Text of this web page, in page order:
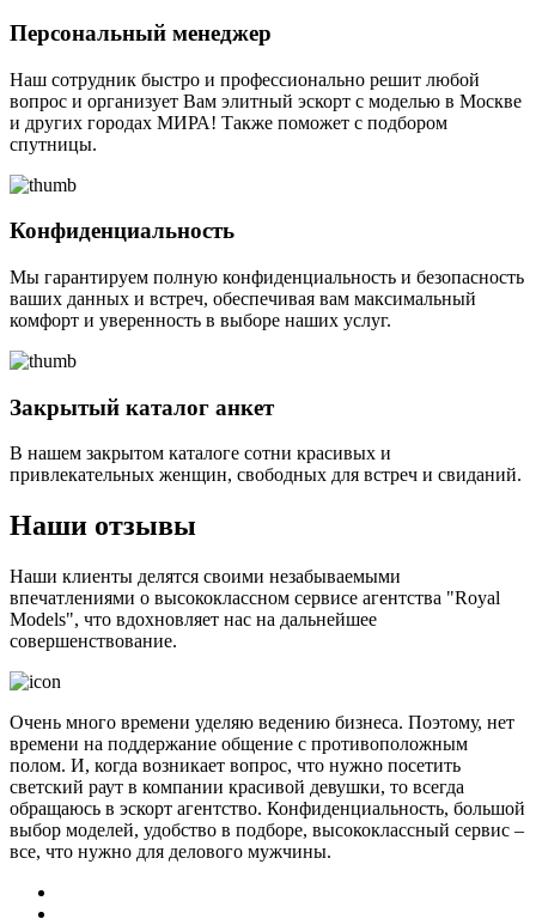
Персональный менеджер
Наш сотрудник быстро и профессионально решит любой
вопрос и организует Вам элитный эскорт с моделью в Москве
и других городах МИРА! Также поможет с подбором
спутницы.
Конфиденциальность
Мы гарантируем полную конфиденциальность и безопасность
ваших данных и встреч, обеспечивая вам максимальный
комфорт и уверенность в выборе наших услуг.
Закрытый каталог анкет
В нашем закрытом каталоге сотни красивых и
привлекательных женщин, свободных для встреч и свиданий.
Наши отзывы
Наши клиенты делятся своими незабываемыми
впечатлениями о высококлассном сервисе агентства "Royal
Models", что вдохновляет нас на дальнейшее
совершенствование.
Очень много времени уделяю ведению бизнеса. Поэтому, нет
времени на поддержание общение с противоположным
полом. И, когда возникает вопрос, что нужно посетить
светский раут в компании красивой девушки, то всегда
обращаюсь в эскорт агентство. Конфиденциальность, большой
выбор моделей, удобство в подборе, высококлассный сервис –
все, что нужно для делового мужчины.